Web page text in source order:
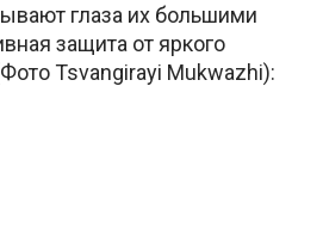
глаза их большими
защита от яркого
Tsvangirayi Mukwazhi):